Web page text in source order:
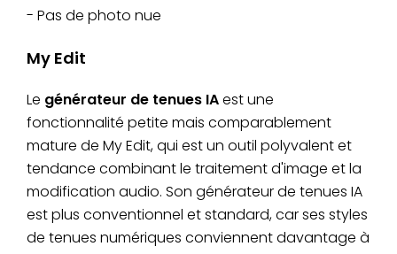
- Pas de photo nue
My Edit
Le générateur de tenues IAest une
fonctionnalité petite mais comparablement
mature de My Edit, qui est un outil polyvalent et
tendance combinant le traitement d'image et la
modification audio. Son générateur de tenues IA
est plus conventionnel et standard, car ses styles
de tenues numériques conviennent davantage à